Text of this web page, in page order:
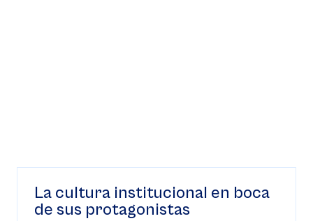
La cultura institucional en boca
de sus protagonistas